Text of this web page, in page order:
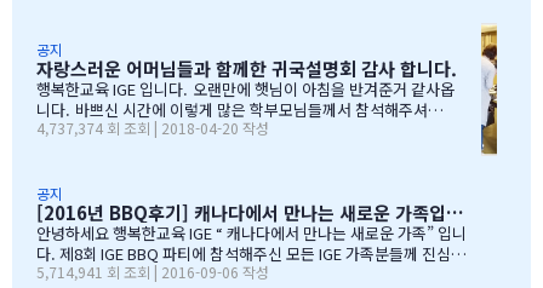
무 감사하엿지요. (아마 작년에 참석하셧던 학부모님들은 아주 아주
잘 아셧을것입니다 ^^). 매년 여름의 BBQ 파티는 WELCOME TO C
ANADA & WELCOME TO IGE 의미를 두고 있습니다. Q & A 에서 I
GE 의 Motto 에 대해서, 언급드린봐와 같이, 행사 준비에 음식준비
그리고 상품 물건을 구입하면서, 필요하신 생필품(?)이 무엇인지? 고
공지
자랑스러운 어머님들과 함께한 귀국설명회 감사 합니다.
행복한교육 IGE 입니다. 오랜만에 햇님이 아침을 반겨준거 같사옵
니다. 바쁘신 시간에 이렇게 많은 학부모님들께서 참석해주셔서
자리를 빛내주셔서 진심으로 감사 또 감사드립니다. 멀리서 남아
rean 어머님들은 준비성은 최고 인걸 다시 느끼게된 하루엿습니
다. 유학맘이야기에 댓글이 27 이였지만, 참석해주시는 학부모
님들은 50분이 넘으셔서, 처음 오픈닝때 당황스러웠지만요~~ 바
쁘신 와중에 참석해주신 [TD은행,오경호부동산,웨스트캐나다종
합보험,캐나다쉬핑(코쉽해운),한인모터스]VERY 감사드리며, 언제
4,737,374 회 조회 | 2018-04-20 작성
공지
[2016년 BBQ후기] 캐나다에서 만나는 새로운 가족입니다
안녕하세요 행복한교육 IGE “ 캐나다에서 만나는 새로운 가족” 입니
다. 제8회 IGE BBQ 파티에 참석해주신 모든 IGE 가족분들께 진심으
로 감사드립니다. 오전에 비가 와서 걱정 또 걱정을 하였지만, 어느
5,714,941 회 조회 | 2016-09-06 작성